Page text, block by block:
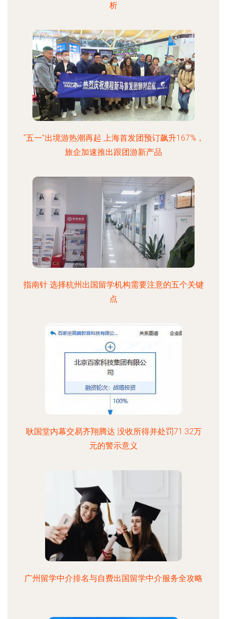
析
“五一”出境游热潮再起 上海首发团预订飙升167%，
旅企加速推出跟团游新产品
指南针 选择杭州出国留学机构需要注意的五个关键
点
耿国堂内幕交易齐翔腾达 没收所得并处罚71.32万
元的警示意义
广州留学中介排名与自费出国留学中介服务全攻略